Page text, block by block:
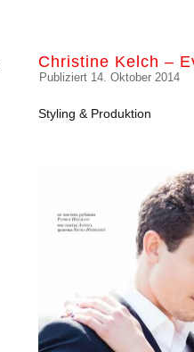
Christine Kelch –
Publiziert 14. Oktober 2014
Styling & Produktion